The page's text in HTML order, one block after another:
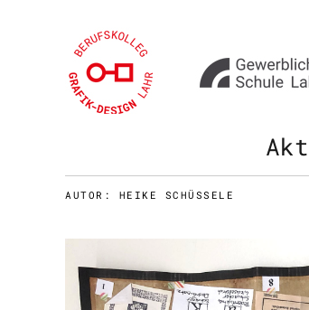
AUTOR: HEIKE SCHÜSSELE